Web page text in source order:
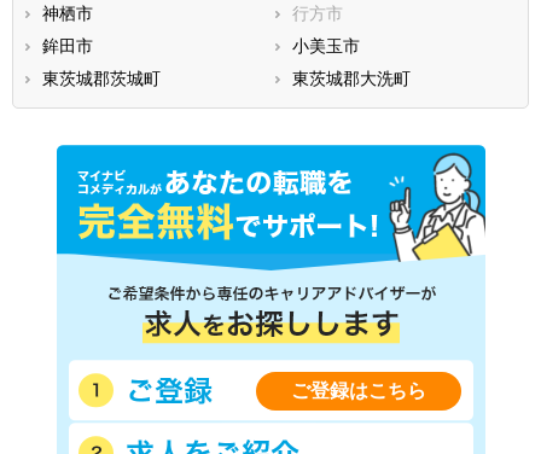
神栖市
行方市
鉾田市
小美玉市
東茨城郡茨城町
東茨城郡大洗町
ご登録はこちら